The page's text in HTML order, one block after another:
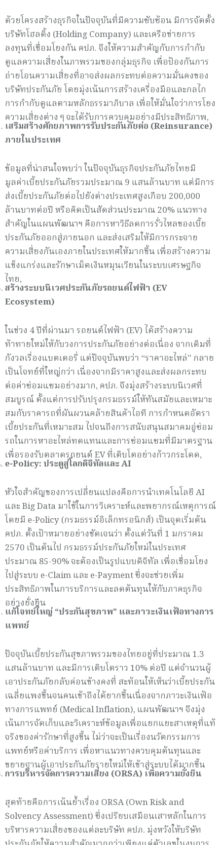
ด้วยโครงสร้างธุรกิจในปัจจุบันที่มีความซับซ้อน มีการจัดตั้ง
บริษัทโฮลดิ้ง (Holding Company) และเครือข่ายการ
ลงทุนที่เชื่อมโยงกัน คปภ. จึงให้ความสำคัญกับการกำกับ
ดูแลความเสี่ยงในภาพรวมของกลุ่มธุรกิจ เพื่อป้องกันการ
ถ่ายโอนความเสี่ยงที่อาจส่งผลกระทบต่อความมั่นคงของ
บริษัทประกันภัย โดยมุ่งเน้นการสร้างเครื่องมือและกลไก
การกำกับดูแลตามหลักธรรมาภิบาล เพื่อให้มั่นใจว่าการโยง
ความเสี่ยงต่าง ๆ จะได้รับการควบคุมอย่างมีประสิทธิภาพ,
เสริมสร้างศักยภาพการรับประกันภัยต่อ (Reinsurance)
ภายในประเทศ
ข้อมูลที่น่าสนใจพบว่า ในปัจจุบันธุรกิจประกันภัยไทยมี
มูลค่าเบี้ยประกันภัยรวมประมาณ 9 แสนล้านบาท แต่มีการ
ส่งเบี้ยประกันภัยต่อไปยังต่างประเทศสูงเกือบ 200,000
ล้านบาทต่อปี หรือคิดเป็นสัดส่วนประมาณ 20% แนวทาง
สำคัญในแผนพัฒนาฯ คือการหาวิธีลดการรั่วไหลของเบี้ย
ประกันภัยออกสู่ภายนอก และส่งเสริมให้มีการกระจาย
ความเสี่ยงกันเองภายในประเทศให้มากขึ้น เพื่อสร้างความ
แข็งแกร่งและรักษาเม็ดเงินหมุนเวียนในระบบเศรษฐกิจ
ไทย,
สร้างระบบนิเวศประกันภัยรถยนต์ไฟฟ้า (EV
Ecosystem)
ในช่วง 4 ปีที่ผ่านมา รถยนต์ไฟฟ้า (EV) ได้สร้างความ
ท้าทายใหม่ให้กับวงการประกันภัยอย่างต่อเนื่อง จากเดิมที่
กังวลเรื่องแบตเตอรี่ แต่ปัจจุบันพบว่า “ราคาอะไหล่” กลาย
เป็นโจทย์ที่ใหญ่กว่า เนื่องจากมีราคาสูงและส่งผลกระทบ
ต่อค่าซ่อมแซมอย่างมาก, คปภ. จึงมุ่งสร้างระบบนิเวศที่
สมบูรณ์ ตั้งแต่การปรับปรุงกรมธรรม์ให้ทันสมัยและเหมาะ
สมกับราคารถที่ผันผวนคล้ายสินค้าไอที การกำหนดอัตรา
เบี้ยประกันที่เหมาะสม ไปจนถึงการสนับสนุนสมาคมอู่ซ่อม
รถในการหาอะไหล่ทดแทนและการซ่อมแซมที่มีมาตรฐาน
เพื่อรองรับตลาดรถยนต์ EV ที่เติบโตอย่างก้าวกระโดด,
e-Policy: ประตูสู่โลกดิจิทัลและAI
หัวใจสำคัญของการเปลี่ยนแปลงคือการนำเทคโนโลยี AI
และ Big Data มาใช้ในการวิเคราะห์และพยากรณ์เหตุการณ์
โดยมี e-Policy (กรมธรรม์อิเล็กทรอนิกส์) เป็นจุดเริ่มต้น
คปภ. ตั้งเป้าหมายอย่างชัดเจนว่า ตั้งแต่วันที่ 1 มกราคม
2570 เป็นต้นไป กรมธรรม์ประกันภัยใหม่ในประเทศ
ประมาณ 85-90% จะต้องเป็นรูปแบบดิจิทัล เพื่อเชื่อมโยง
ไปสู่ระบบ e-Claim และ e-Payment ซึ่งจะช่วยเพิ่ม
ประสิทธิภาพในการบริการและลดต้นทุนให้กับภาคธุรกิจ
อย่างยั่งยืน
แก้โจทย์ใหญ่ “ประกันสุขภาพ” และภาวะเงินเฟ้อทางการ
แพทย์
ปัจจุบันเบี้ยประกันสุขภาพรวมของไทยอยู่ที่ประมาณ 1.3
แสนล้านบาท และมีการเติบโตราว 10% ต่อปี แต่จำนวนผู้
เอาประกันภัยกลับค่อนข้างคงที่ สะท้อนให้เห็นว่าเบี้ยประกัน
เฉลี่ยแพงขึ้นจนคนเข้าถึงได้ยากขึ้นเนื่องจากภาวะเงินเฟ้อ
ทางการแพทย์ (Medical Inflation), แผนพัฒนาฯ จึงมุ่ง
เน้นการจัดเก็บและวิเคราะห์ข้อมูลเพื่อแยกแยะสาเหตุที่แท้
จริงของค่ารักษาที่สูงขึ้น ไม่ว่าจะเป็นเรื่องนวัตกรรมการ
แพทย์หรือค่าบริการ เพื่อหาแนวทางควบคุมต้นทุนและ
ขยายฐานผู้เอาประกันภัยรายใหม่ให้เข้าสู่ระบบได้มากขึ้น
การบริหารจัดการความเสี่ยง (ORSA) เพื่อความยั่งยืน
สุดท้ายคือการเน้นย้ำเรื่อง ORSA (Own Risk and
Solvency Assessment) ซึ่งเปรียบเสมือนเสาหลักในการ
บริหารความเสี่ยงของแต่ละบริษัท คปภ. มุ่งหวังให้บริษัท